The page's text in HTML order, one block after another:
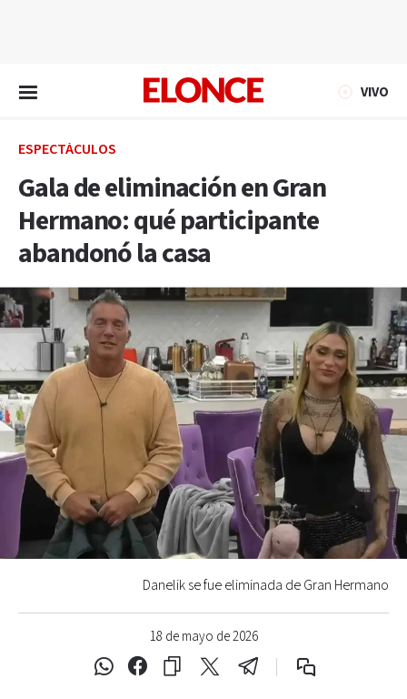
VIVO
ESPECTÁCULOS
Gala de eliminación en Gran
Hermano: qué participante
abandonó la casa
18 de mayo de 2026
Danelik se fue eliminada de Gran Hermano